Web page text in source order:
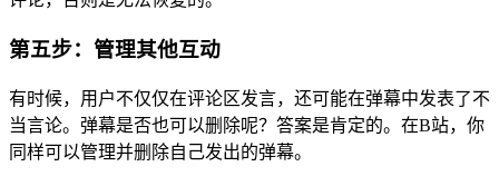
第五步：管理其他互动
有时候，用户不仅仅在评论区发言，还可能在弹幕中发表了不
当言论。弹幕是否也可以删除呢？答案是肯定的。在B站，你
同样可以管理并删除自己发出的弹幕。